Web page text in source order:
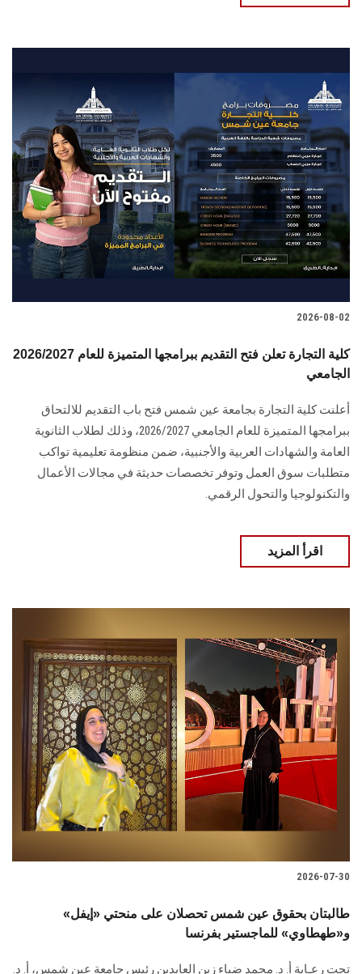
2026-08-02
2026/2027 كلية التجارة تعلن فتح التقديم ببرامجها المتميزة للعام
الجامعي
أعلنت كلية التجارة بجامعة عين شمس فتح باب التقديم للالتحاق
ببرامجها المتميزة للعام الجامعي 2026/2027، وذلك لطلاب الثانوية
العامة والشهادات العربية والأجنبية، ضمن منظومة تعليمية تواكب
متطلبات سوق العمل وتوفر تخصصات حديثة في مجالات الأعمال
والتكنولوجيا والتحول الرقمي.
اقرأ المزيد
2026-07-30
طالبتان بحقوق عين شمس تحصلان على منحتي «إيفل»
و«طهطاوي» للماجستير بفرنسا
تحت رعـاية أ. د. محمد ضياء زين العابدين رئيس جامعة عين شمس، أ. د.